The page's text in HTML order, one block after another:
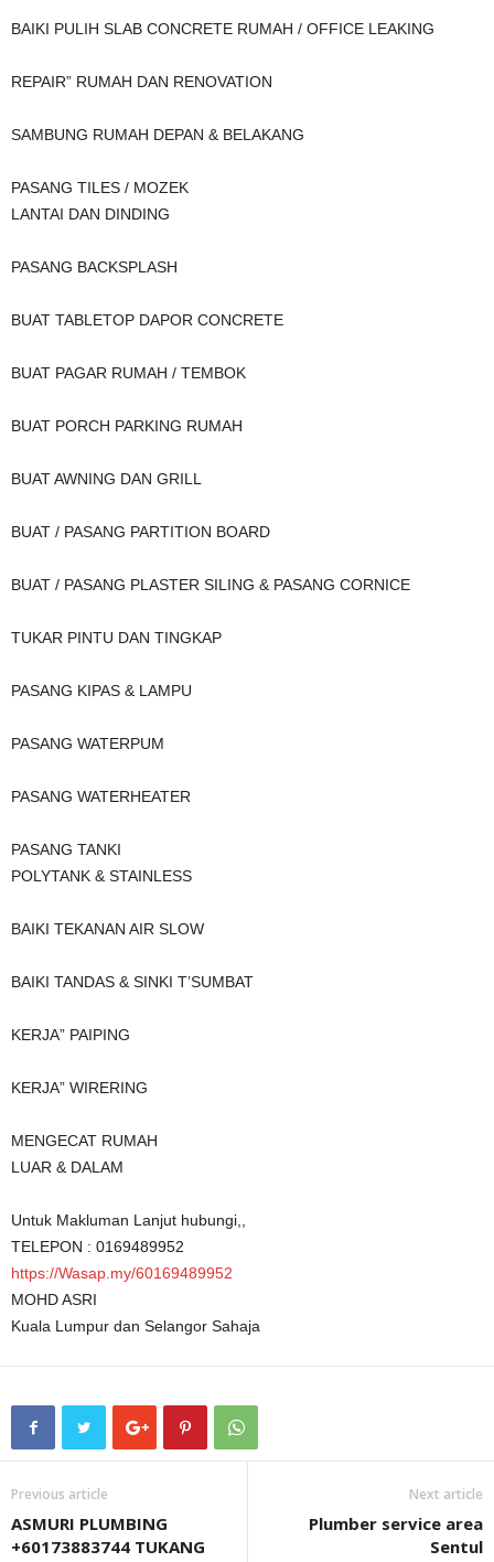
BAIKI PULIH SLAB CONCRETE RUMAH / OFFICE LEAKING
REPAIR” RUMAH DAN RENOVATION
SAMBUNG RUMAH DEPAN & BELAKANG
PASANG TILES / MOZEK
LANTAI DAN DINDING
PASANG BACKSPLASH
BUAT TABLETOP DAPOR CONCRETE
BUAT PAGAR RUMAH / TEMBOK
BUAT PORCH PARKING RUMAH
BUAT AWNING DAN GRILL
BUAT / PASANG PARTITION BOARD
BUAT / PASANG PLASTER SILING & PASANG CORNICE
TUKAR PINTU DAN TINGKAP
PASANG KIPAS & LAMPU
PASANG WATERPUM
PASANG WATERHEATER
PASANG TANKI
POLYTANK & STAINLESS
BAIKI TEKANAN AIR SLOW
BAIKI TANDAS & SINKI T’SUMBAT
KERJA” PAIPING
KERJA” WIRERING
MENGECAT RUMAH
LUAR & DALAM
Untuk Makluman Lanjut hubungi,,
TELEPON : 0169489952
https://Wasap.my/60169489952
MOHD ASRI
Kuala Lumpur dan Selangor Sahaja
Previous article
ASMURI PLUMBING
+60173883744 TUKANG
Next article
Plumber service area
Sentul